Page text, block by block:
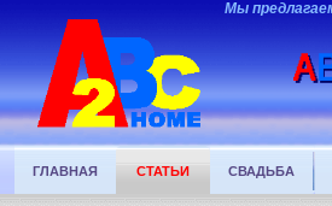
Мы
ГЛАВНАЯ СТАТЬИ СВАДЬБА